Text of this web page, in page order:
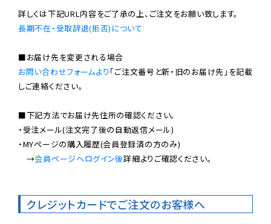
長期不在・受取辞退(拒否)について
お問い合わせフォームより 「ご注文番号と新・旧のお届け先」を記載
しご連絡ください。
■下記方法でお届け先住所の確認ください。
・受注メール(注文完了後の自動返信メール)
・MYページの購入履歴(会員登録済の方のみ)
→会員ページへログイン後詳細よりご確認ください。
クレジットカードでご注文のお客様へ